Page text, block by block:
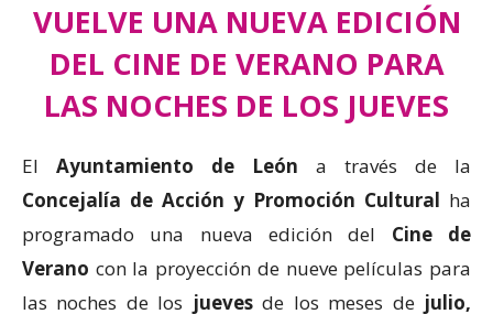
VUELVE UNA NUEVA EDICIÓN
DEL CINE DE VERANO PARA
LAS NOCHES DE LOS JUEVES
El Ayuntamiento de León a través de la
Concejalía de Acción y Promoción Cultural ha
programado una nueva edición del Cine de
Verano con la proyección de nueve películas para
las noches de los juevesde los meses de julio,